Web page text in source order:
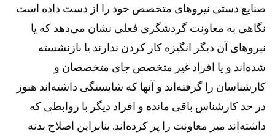
صنایع دستی نیروهای متخصص خود را از دست داده است
نگاهی به معاونت گردشگری فعلی نشان می‌دهد که یا
نیروهای آن دیگر انگیزه کار کردن ندارند یا بازنشسته
شده‌اند و یا افراد غیر متخصص جای متخصصان و
کارشناسان را گرفته‌اند و آنها که شایستگی داشته‌اند هنوز
در حد کارشناس باقی مانده و افراد دیگر با روابطی که
داشته‌اند میز معاونت را پر کرده‌اند. بنابراین اصلاح بدنه